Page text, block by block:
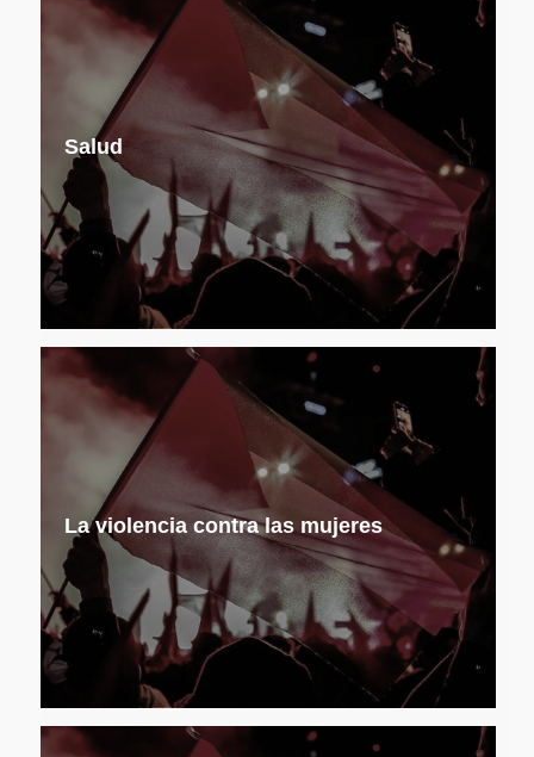
Salud
La violencia contra las mujeres